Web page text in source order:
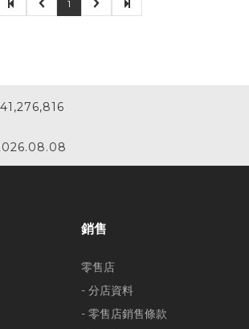
1
銷售
零售店
- 分店資料
- 零售店銷售條款